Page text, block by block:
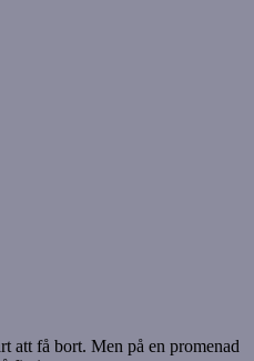
att få bort. Men på en promenad